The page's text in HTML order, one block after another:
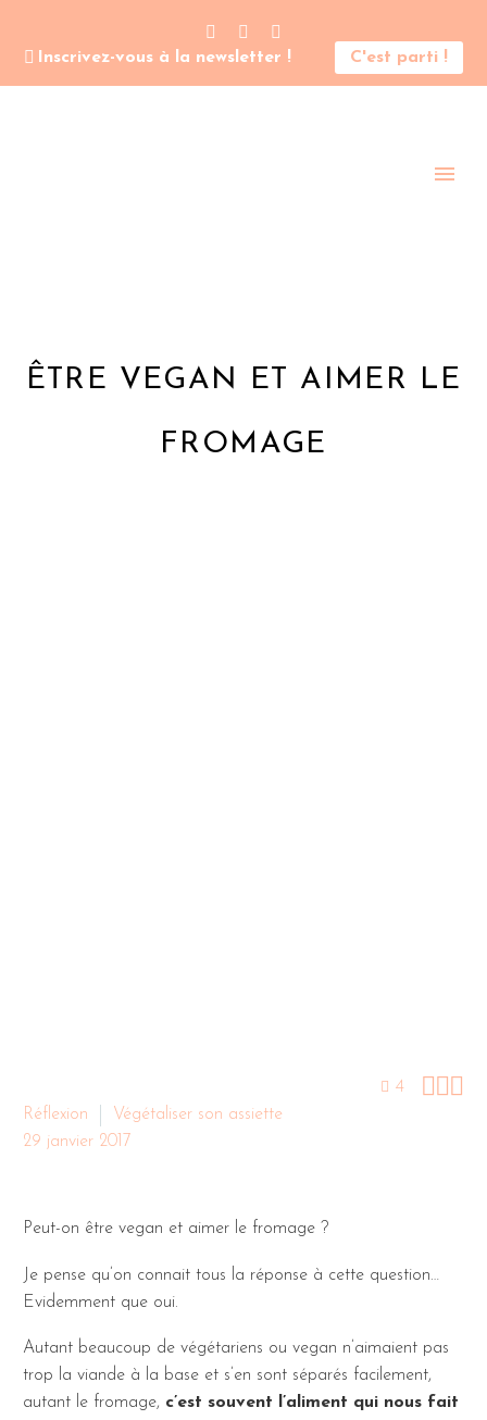
Inscrivez-vous à la newsletter ! C'est parti !
ÊTRE VEGAN ET AIMER LE
FROMAGE
4 
Réflexion
Végétaliser son assiette
29 janvier 2017
Peut-on être vegan et aimer le fromage ?
Je pense qu’on connait tous la réponse à cette question…
Evidemment que oui.
Autant beaucoup de végétariens ou vegan n’aimaient pas
trop la viande à la base et s’en sont séparés facilement,
autant le fromage, c’est souvent l’aliment qui nous fait